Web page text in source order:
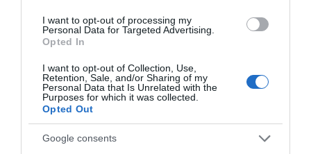
I want to opt-out of processing my
Personal Data for Targeted Advertising.
Opted In
I want to opt-out of Collection, Use,
Retention, Sale, and/or Sharing of my
Personal Data that Is Unrelated with the
Purposes for which it was collected.
Opted Out
Google consents
hogy ha meg kell jelenni valahol, Demcsákék együtt
mennek, de amúgy nincs minden rendben. Persze,
Forrás: Blikk